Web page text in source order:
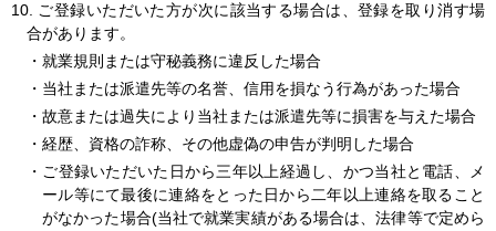
10.
ご登録いただいた方が次に該当する場合は、登録を取り消す場
合があります。
・就業規則または守秘義務に違反した場合
・当社または派遣先等の名誉、信用を損なう行為があった場合
・故意または過失により当社または派遣先等に損害を与えた場合
・経歴、資格の詐称、その他虚偽の申告が判明した場合
・ご登録いただいた日から三年以上経過し、かつ当社と電話、メ
ール等にて最後に連絡をとった日から二年以上連絡を取ること
がなかった場合(当社で就業実績がある場合は、法律等で定めら